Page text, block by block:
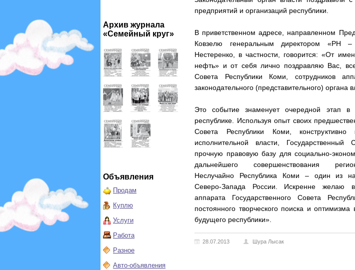
Архив журнала
«Семейный круг»
Объявления
Продам
Куплю
Услуги
Работа
Разное
Авто-объявления
предприятий и организаций республики.
В приветственном адресе, направленном
Ковзелю генеральным директором «РН
Нестеренко, в частности, говорится: «От
нефть» и от себя лично поздравляю Вас,
Совета Республики Коми, сотрудников
законодательного (представительного) органа
Это событие знаменует очередной этап в
республике. Используя опыт своих
Совета Республики Коми, конструктивно
исполнительной власти, Государственный
прочную правовую базу для социально-
дальнейшего совершенствования
Неслучайно Республика Коми – один из
Северо-Запада России. Искренне желаю
аппарата Государственного Совета
постоянного творческого поиска и
будущего республики».
28.07.2013 Шура Лысак